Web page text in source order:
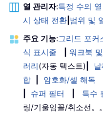
열 관리자:특정 수의
시 상태 전환 범위 및
주요 기능:그리드 포커
식 표시줄
워크북
러리(자동 텍스트)
합
암호화/셀 해독
슈퍼 필터 특수
링/기울임꼴/취소선。